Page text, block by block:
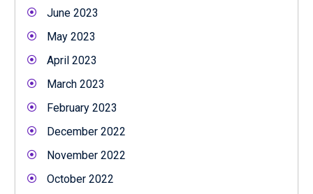
June 2023
May 2023
April 2023
March 2023
February 2023
December 2022
November 2022
October 2022